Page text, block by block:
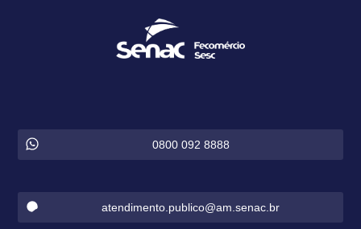
0800 092 8888
atendimento.publico@am.senac.br